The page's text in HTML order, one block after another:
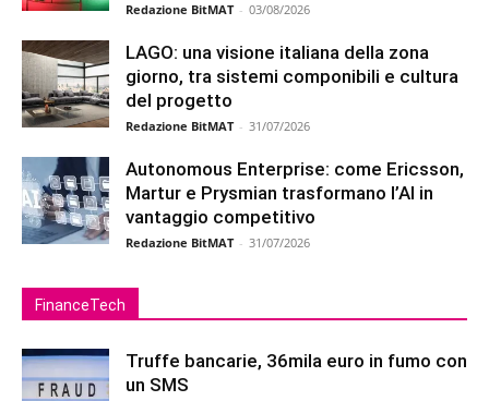
Redazione BitMAT - 03/08/2026
LAGO: una visione italiana della zona
giorno, tra sistemi componibili e cultura
del progetto
Redazione BitMAT - 31/07/2026
Autonomous Enterprise: come Ericsson,
Martur e Prysmian trasformano l’AI in
vantaggio competitivo
Redazione BitMAT - 31/07/2026
FinanceTech
Truffe bancarie, 36mila euro in fumo con
un SMS